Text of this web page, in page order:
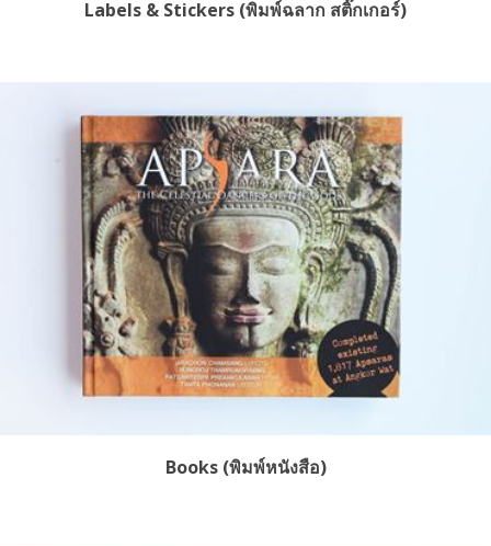
Labels & Stickers (พิมพ์ฉลาก สติ๊กเกอร์)
Books (พิมพ์หนังสือ)